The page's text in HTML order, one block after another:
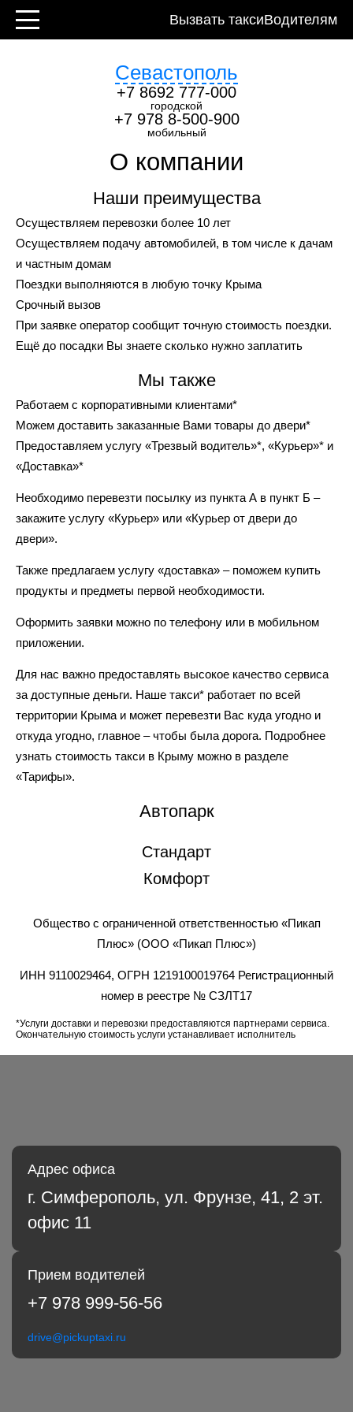
Вызвать таксиВодителям
Севастополь
+7 8692 777-000
городской
+7 978 8-500-900
мобильный
Контакты
О компании
Наши преимущества
Осуществляем перевозки более 10 лет
Осуществляем подачу автомобилей, в том числе к дачам
и частным домам
Поездки выполняются в любую точку Крыма
Срочный вызов
При заявке оператор сообщит точную стоимость поездки.
Ещё до посадки Вы знаете сколько нужно заплатить
Мы также
Работаем с корпоративными клиентами*
Можем доставить заказанные Вами товары до двери*
Предоставляем услугу «Трезвый водитель»*, «Курьер»* и
«Доставка»*
Необходимо перевезти посылку из пункта А в пункт Б –
закажите услугу «Курьер» или «Курьер от двери до
двери».
Также предлагаем услугу «доставка» – поможем купить
продукты и предметы первой необходимости.
Оформить заявки можно по телефону или в мобильном
приложении.
Для нас важно предоставлять высокое качество сервиса
за доступные деньги. Наше такси* работает по всей
территории Крыма и может перевезти Вас куда угодно и
откуда угодно, главное – чтобы была дорога. Подробнее
узнать стоимость такси в Крыму можно в разделе
«Тарифы».
Автопарк
Стандарт
Комфорт
Общество с ограниченной ответственностью «Пикап
Плюс» (ООО «Пикап Плюс»)
ИНН 9110029464, ОГРН 1219100019764 Регистрационный
номер в реестре № СЗЛТ17
*Услуги доставки и перевозки предоставляются партнерами сервиса.
Окончательную стоимость услуги устанавливает исполнитель
Адрес офиса
г. Симферополь, ул. Фрунзе, 41, 2 эт.
офис 11
Прием водителей
+7 978 999-56-56
drive@pickuptaxi.ru